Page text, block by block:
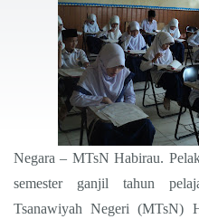
Negara – MTsN Habirau.
semester ganjil tahun
Tsanawiyah Negeri (MTsN)